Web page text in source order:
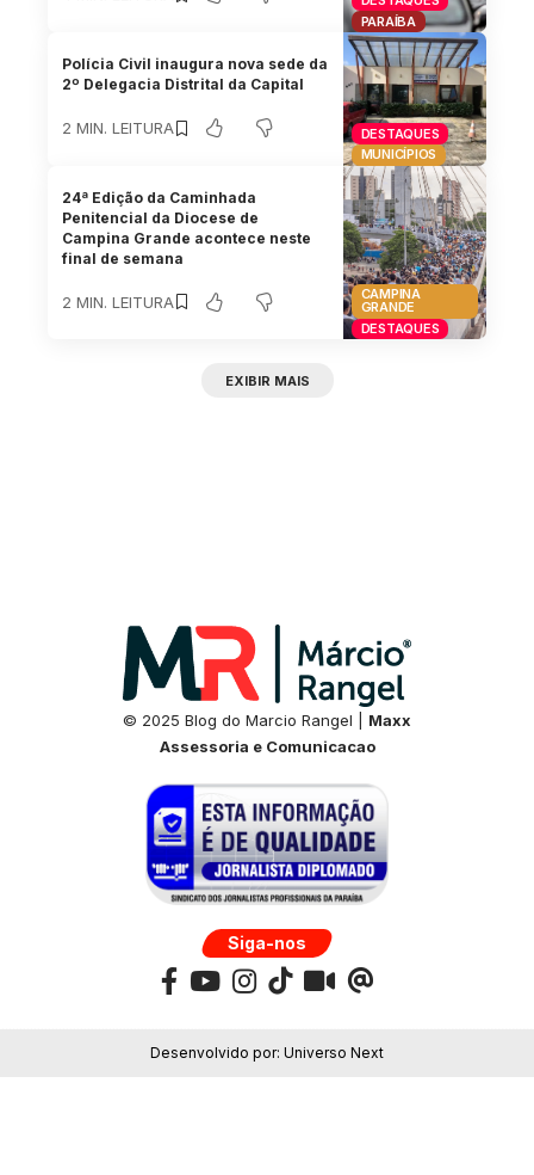
PARAÍBA
DESTAQUES
MUNICÍPIOS
Polícia Civil inaugura nova sede da
2º Delegacia Distrital da Capital
2 MIN. LEITURA
CAMPINA
GRANDE
DESTAQUES
24ª Edição da Caminhada
Penitencial da Diocese de
Campina Grande acontece neste
final de semana
2 MIN. LEITURA
EXIBIR MAIS
© 2025 Blog do Marcio Rangel | Maxx
Assessoria e Comunicacao
Siga-nos
Desenvolvido por: Universo Next